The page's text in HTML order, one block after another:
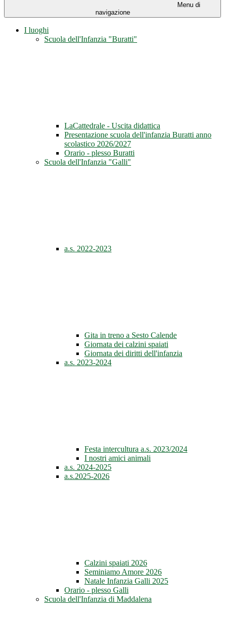
Menu di
navigazione
I luoghi
Scuola dell'Infanzia "Buratti"
LaCattedrale - Uscita didattica
Presentazione scuola dell'infanzia Buratti anno
scolastico 2026/2027
Orario - plesso Buratti
Scuola dell'Infanzia "Galli"
a.s. 2022-2023
Gita in treno a Sesto Calende
Giornata dei calzini spaiati
Giornata dei diritti dell'infanzia
a.s. 2023-2024
Festa intercultura a.s. 2023/2024
I nostri amici animali
a.s. 2024-2025
a.s.2025-2026
Calzini spaiati 2026
Seminiamo Amore 2026
Natale Infanzia Galli 2025
Orario - plesso Galli
Scuola dell'Infanzia di Maddalena